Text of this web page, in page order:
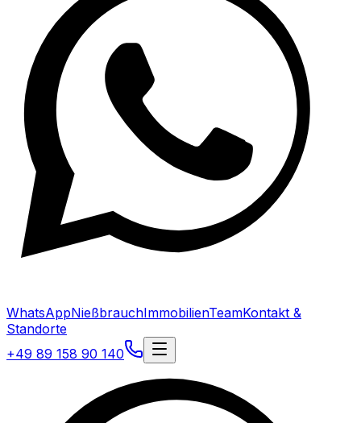
WhatsAppNießbrauchImmobilienTeamKontakt &
Standorte
+49 89 158 90 140